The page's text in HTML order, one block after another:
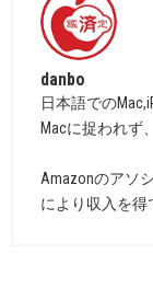
danbo
日本語での
Macに捉われず
Amazonのアソ
により収入を得